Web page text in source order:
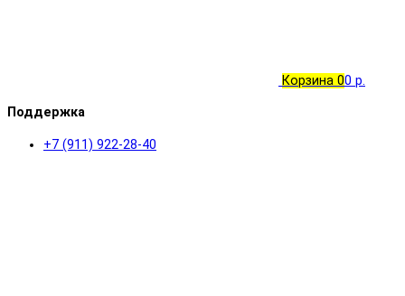
Корзина 00 р.
Поддержка
+7 (911) 922-28-40